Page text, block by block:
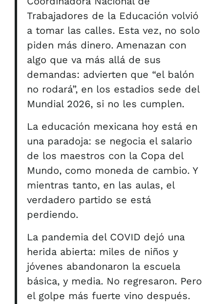
Trabajadores de la Educación volvió
a tomar las calles. Esta vez, no solo
piden más dinero. Amenazan con
algo que va más allá de sus
demandas: advierten que “el balón
no rodará”, en los estadios sede del
Mundial 2026, si no les cumplen.
La educación mexicana hoy está en
una paradoja: se negocia el salario
de los maestros con la Copa del
Mundo, como moneda de cambio. Y
mientras tanto, en las aulas, el
verdadero partido se está
perdiendo.
La pandemia del COVID dejó una
herida abierta: miles de niños y
jóvenes abandonaron la escuela
básica, y media. No regresaron. Pero
el golpe más fuerte vino después.